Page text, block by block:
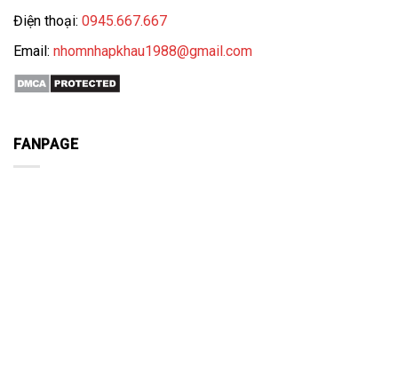
Điện thoại: 0945.667.667
Email: nhomnhapkhau1988@gmail.com
FANPAGE